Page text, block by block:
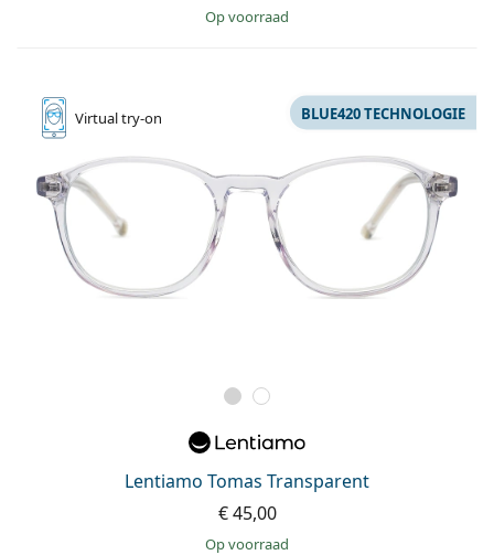
op voorraad
Virtualtry-on
Lentiamo Tomas Transparent
BLUE420 TECHNOLOGIE
€ 45,00
op voorraad